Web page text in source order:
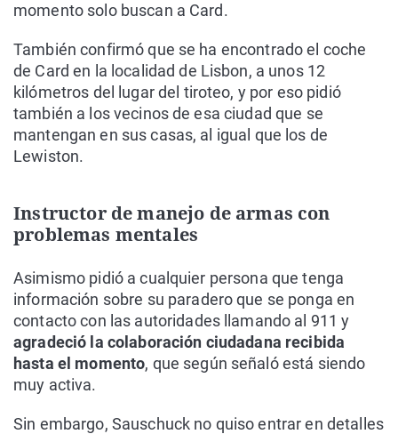
momento solo buscan a Card.
También confirmó que se ha encontrado el coche
de Card en la localidad de Lisbon, a unos 12
kilómetros del lugar del tiroteo, y por eso pidió
también a los vecinos de esa ciudad que se
mantengan en sus casas, al igual que los de
Lewiston.
Instructor de manejo de armas con
problemas mentales
Asimismo pidió a cualquier persona que tenga
información sobre su paradero que se ponga en
contacto con las autoridades llamando al 911 y
agradeció la colaboración ciudadana recibida
hasta el momento, que según señaló está siendo
muy activa.
Sin embargo, Sauschuck no quiso entrar en detalles